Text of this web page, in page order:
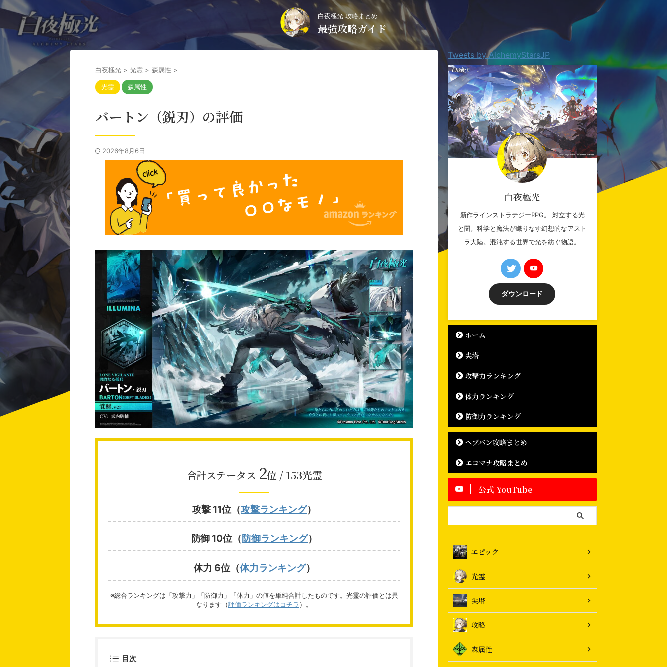
白夜極光 攻略まとめ
最強攻略ガイド
白夜極光 > 光霊 > 森属性 >
光霊 森属性
バートン（鋭刃）の評価
2026年8月6日
合計ステータス 2位 / 153光霊
攻撃 11位（攻撃ランキング）
防御 10位（防御ランキング）
体力 6位（体力ランキング）
※総合ランキングは「攻撃力」「防御力」「体力」の値を単純合計したものです。光霊の評価とは異
なります（評価ランキングはコチラ ）。
目次
Tweets by AlchemyStarsJP
白夜極光
新作ラインストラテジーRPG。 対立する光
と闇。科学と魔法が織りなす幻想的なアスト
ラ大陸。混沌する世界で光を紡ぐ物語。
ダウンロード
ホーム
尖塔
攻撃力ランキング
体力ランキング
防御力ランキング
ヘブバン攻略まとめ
エコマナ攻略まとめ
公式 YouTube
エピック
光霊
尖塔
攻略
森属性